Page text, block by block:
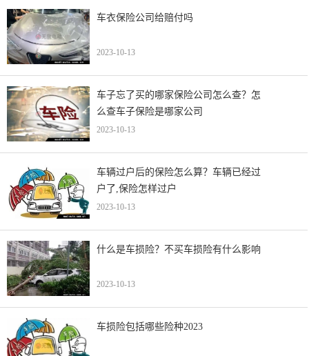
车衣保险公司给赔付吗
2023-10-13
车子忘了买的哪家保险公司怎么查？怎
么查车子保险是哪家公司
2023-10-13
车辆过户后的保险怎么算？车辆已经过
户了,保险怎样过户
2023-10-13
什么是车损险？不买车损险有什么影响
2023-10-13
车损险包括哪些险种2023